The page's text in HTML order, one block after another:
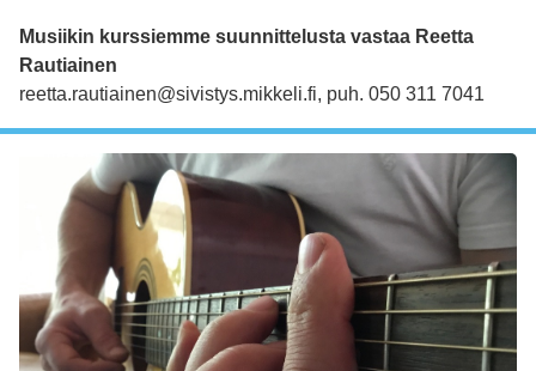
Musiikin kurssiemme suunnittelusta vastaa Reetta
Rautiainen
reetta.rautiainen@sivistys.mikkeli.fi, puh. 050 311 7041